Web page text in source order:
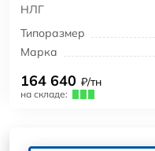
НЛГ
Типоразмер
Марка
164 640 ₽/тн
на складе: